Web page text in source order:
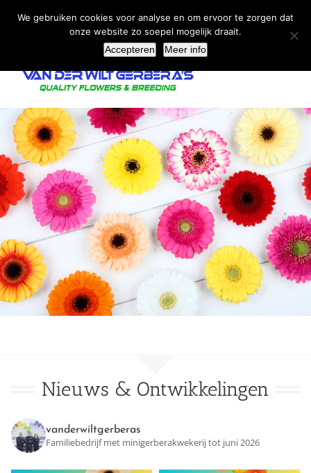
naar
Nieuws & Ontwikkelingen
vanderwiltgerberas
Familiebedrijf met minigerberakwekerij tot juni 2026
We gebruiken cookies voor analyse en om ervoor te zorgen dat
onze website zo soepel mogelijk draait.
Accepteren
Meer info